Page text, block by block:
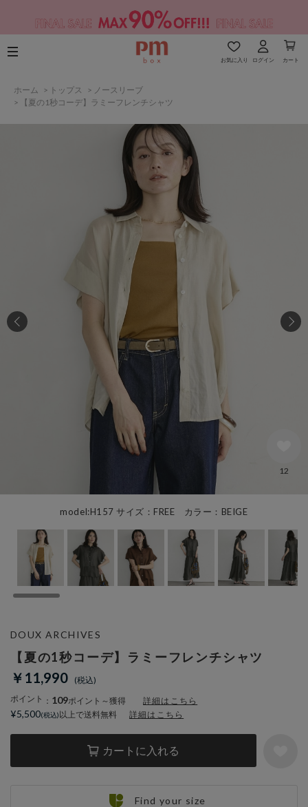
お気に入り ログイン カート
ホーム > トップス > ノースリーブ
>
【夏の1秒コーデ】ラミーフレンチシャツ
model:H157 サイズ：FREE カラー：BEIGE
12
【夏の1秒コーデ】ラミーフレンチシャツ
￥11,990
ポイント ： 109ポイント～獲得 詳細はこちら
カートに入れる
DOUX ARCHIVES
¥5,500 以上で送料無料 詳細はこちら
Find your size